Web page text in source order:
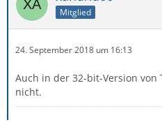
Mitglied
24. September 2018 um 16:13
Auch in der 32-bit-Version von
nicht.